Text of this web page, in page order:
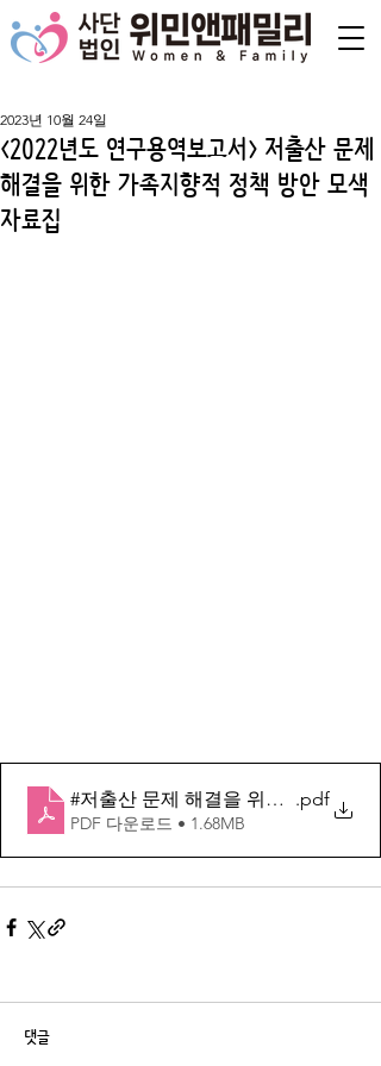
<2022년도 연구용역보고서> 저출산 문제
해결을 위한 가족지향적 정책 방안 모색
자료집
2023년 10월 24일
#저출산 문제 해결을 위한 가족 중심
.pdf
PDF 다운로드 • 1.68MB
댓글